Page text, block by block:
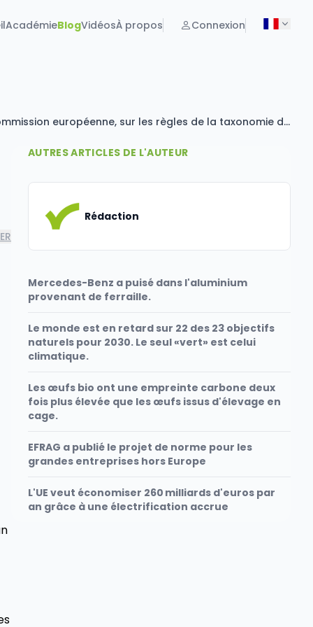
AcadémieBlogVidéosÀ propos Connexion
L’Association de l’énergie de la République tchèque (SEČR) s’est exprimée, dans le cadre des consultations avec la Commission européenne, sur les règles de la taxonomie de l’UE, qui selon elle...
AUTRES ARTICLES DE L'AUTEUR
Rédaction
Mercedes-Benz a puisé dans l'aluminium
provenant de ferraille.
Le monde est en retard sur 22 des 23 objectifs
naturels pour 2030. Le seul «vert» est celui
climatique.
Les œufs bio ont une empreinte carbone deux
fois plus élevée que les œufs issus d'élevage en
cage.
EFRAG a publié le projet de norme pour les
grandes entreprises hors Europe
L'UE veut économiser 260 milliards d'euros par
an grâce à une électrification accrue